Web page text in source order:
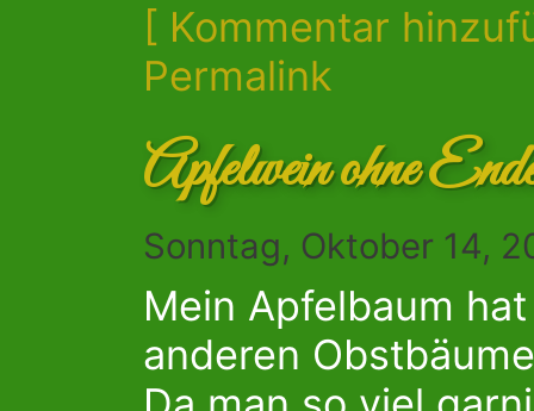
[ Kommentar
Permalink
Apfelwein ohne
Sonntag, Oktober 14,
Mein Apfelbaum
anderen